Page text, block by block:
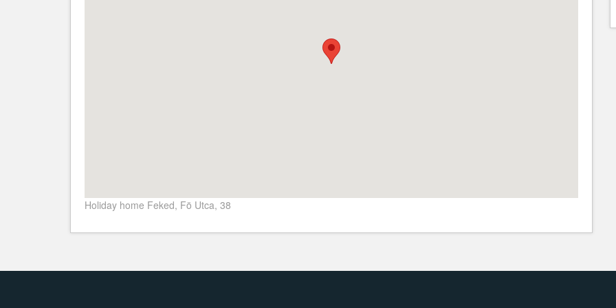
Holiday home Feked, Fö Utca, 38